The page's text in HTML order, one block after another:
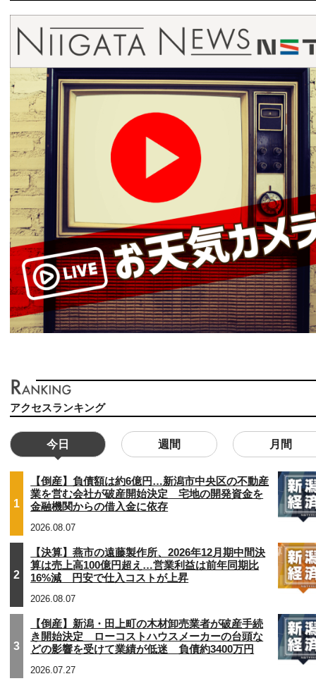
アクセスランキング
今日 週間 月間
1
【倒産】負債額は約6億円…新潟市中央区の不動産
業を営む会社が破産開始決定 宅地の開発資金を
金融機関からの借入金に依存
2026.08.07
2
【決算】燕市の遠藤製作所、2026年12月期中間決
算は売上高100億円超え…営業利益は前年同期比
16%減 円安で仕入コストが上昇
2026.08.07
3
【倒産】新潟・田上町の木材卸売業者が破産手続
き開始決定 ローコストハウスメーカーの台頭な
どの影響を受けて業績が低迷 負債約3400万円
2026.07.27